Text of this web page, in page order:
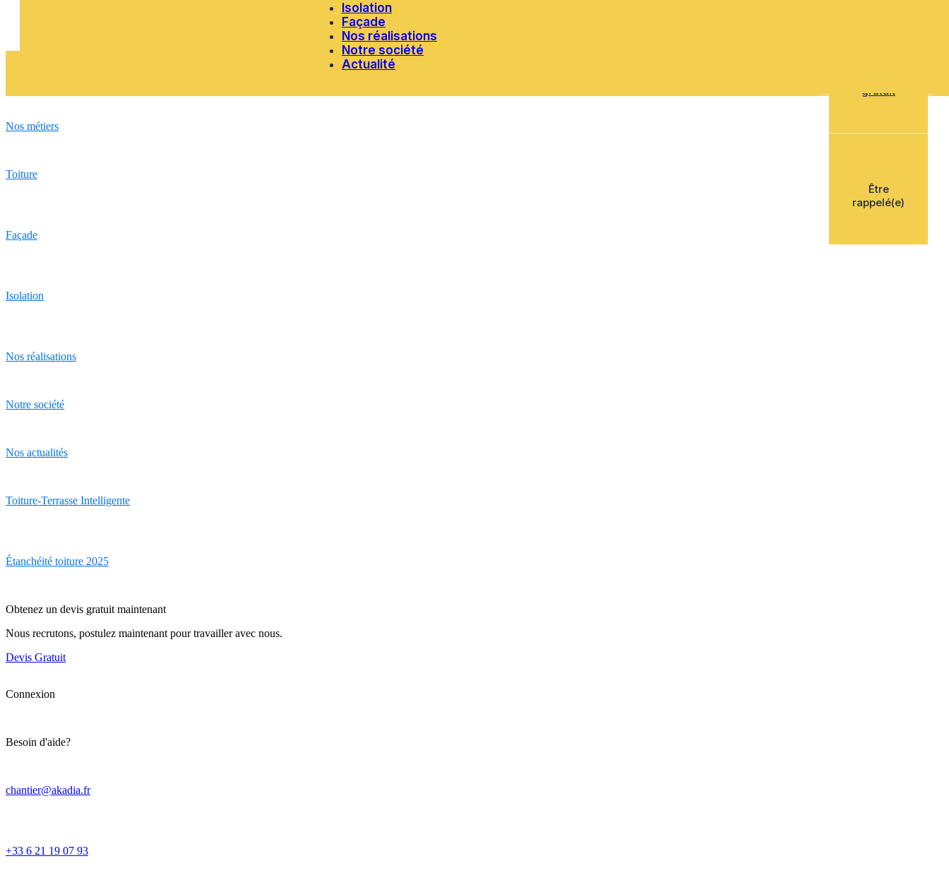
Isolation
Façade
Nos réalisations
Notre société
Actualité
Nos métiers
Toiture
Façade
Isolation
Nos réalisations
Notre société
Nos actualités
Toiture-Terrasse Intelligente
Étanchéité toiture 2025
Obtenez un devis gratuit maintenant
Nous recrutons, postulez maintenant pour travailler avec nous.
Devis Gratuit
Connexion
Besoin d'aide?
chantier@akadia.fr
+33 6 21 19 07 93
gratuit
Être
rappelé(e)